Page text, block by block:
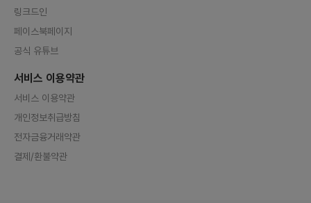
링크드인
페이스북페이지
공식 유튜브
서비스 이용약관
서비스 이용약관
개인정보취급방침
전자금융거래약관
결제/환불약관